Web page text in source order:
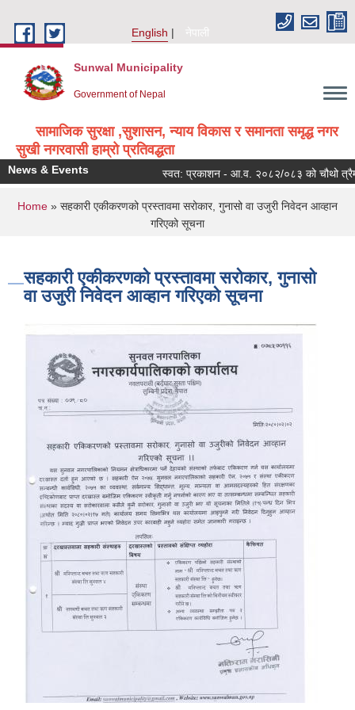
English
नेपाली
Sunwal Municipality
Government of Nepal
सामाजिक सुरक्षा ,सुशासन, न्याय विकास र समानता समृद्ध नगर
सुखी नगरवासी हाम्रो प्रतिवद्धता
News & Events स्वत: प्रकाशन - आ.व. २०८२/०८३ को चौथो
You are here
Home » सहकारी एकीकरणको प्रस्तावमा सरोकार, गुनासो वा उजुरी निवेदन आव्हान
गरिएको सूचना
सहकारी एकीकरणको प्रस्तावमा सरोकार, गुनासो
वा उजुरी निवेदन आव्हान गरिएको सूचना